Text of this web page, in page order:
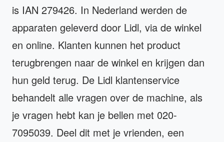
is IAN 279426. In Nederland werden de
apparaten geleverd door Lidl, via de winkel
en online. Klanten kunnen het product
terugbrengen naar de winkel en krijgen dan
hun geld terug. De Lidl klantenservice
behandelt alle vragen over de machine, als
je vragen hebt kan je bellen met 020-
7095039. Deel dit met je vrienden, een